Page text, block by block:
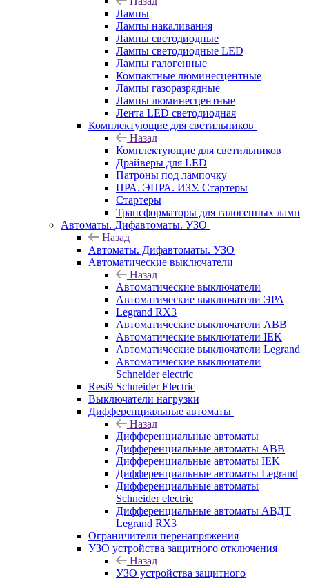
Лампы
Лампы накаливания
Лампы светодиодные
Лампы светодиодные LED
Лампы галогенные
Компактные люминесцентные
Лампы газоразрядные
Лампы люминесцентные
Лента LED светодиодная
Комплектующие для светильников
Назад
Комплектующие для светильников
Драйверы для LED
Патроны под лампочку
ПРА. ЭПРА. ИЗУ. Стартеры
Стартеры
Трансформаторы для галогенных ламп
Автоматы. Дифавтоматы. УЗО
Назад
Автоматы. Дифавтоматы. УЗО
Автоматические выключатели
Назад
Автоматические выключатели
Автоматические выключатели ЭРА
Legrand RX3
Автоматические выключатели ABB
Автоматические выключатели IEK
Автоматические выключатели Legrand
Автоматические выключатели
Schneider electric
Resi9 Schneider Electric
Выключатели нагрузки
Дифференциальные автоматы
Назад
Дифференциальные автоматы
Дифференциальные автоматы ABB
Дифференциальные автоматы IEK
Дифференциальные автоматы Legrand
Дифференциальные автоматы
Schneider electric
Дифференциальные автоматы АВДТ
Legrand RX3
Ограничители перенапряжения
УЗО устройства защитного отключения
Назад
УЗО устройства защитного